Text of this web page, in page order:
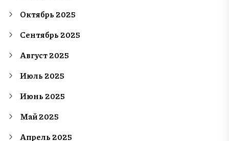
Октябрь 2025
Сентябрь 2025
Август 2025
Июль 2025
Июнь 2025
Май 2025
Апрель 2025